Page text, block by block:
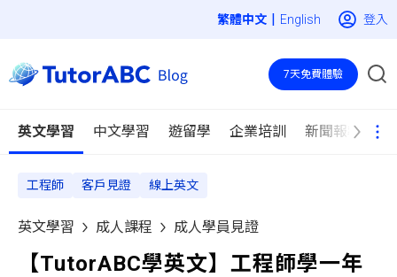
| English 登入
英文學習 中文學習 遊留學 企業培訓 新聞報導
7天免費體驗
工程師 客戶見證 線上英文
英文學習 成人課程 成人學員見證
【TutorABC學英文】工程師學一年